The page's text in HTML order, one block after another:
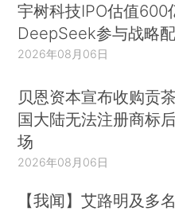
宇树科技IPO估值600
DeepSeek参与战略
2026年08月06日
贝恩资本宣布收购贡
国大陆无法注册商标
场
2026年08月06日
【我闻】艾路明及多